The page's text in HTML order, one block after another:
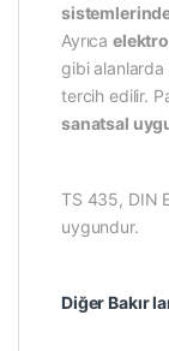
Ayrıca
gibi alanlarda
tercih edilir.
sanatsal
TS 435, DIN
uygundur.
Diğer Bakır